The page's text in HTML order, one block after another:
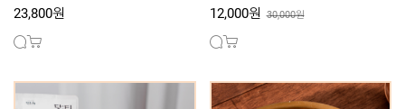
23,800원 12,000원 30,000원